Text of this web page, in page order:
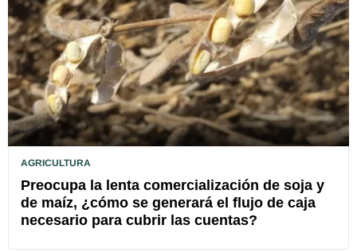
AGRICULTURA
Preocupa la lenta comercialización de soja y
de maíz, ¿cómo se generará el flujo de caja
necesario para cubrir las cuentas?